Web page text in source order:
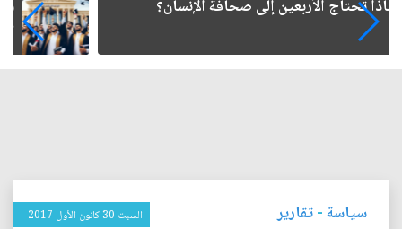
هل تمنح الجامعة شهادة... أم تعيد تشكيل طريقة
سياسة-تقارير السبت 30 كانون الأول 2017